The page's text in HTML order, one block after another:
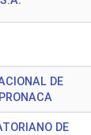
DE
DE